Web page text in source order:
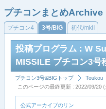
プチコンまとめArchive
プチコン4 3号/BIG 初代/mkII
投稿プログラム : W
MISSILE プチコン3号
プチコン3号&BIGトップ Toukou
このページの最終更新 : 2022/09/20
公式アーカイブのリン